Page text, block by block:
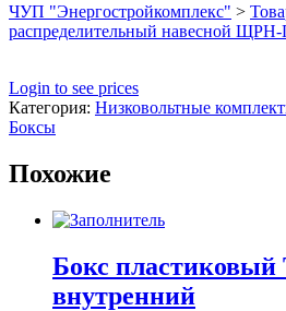
ЧУП "Энергостройкомплекс" >
распределительный навесной ЩРН-
Login to see prices
Категория: Низковольтные
Боксы
Похожие
Бокс пластиковый
внутренний